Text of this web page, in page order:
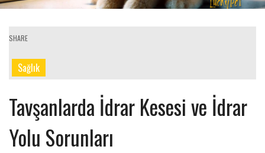
SHARE
Sağlık
Tavşanlarda İdrar Kesesi ve İdrar
Yolu Sorunları